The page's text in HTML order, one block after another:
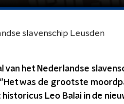
slavenschip Leusden
van het Nederlandse
“Het was de grootste
Leo Balai in de